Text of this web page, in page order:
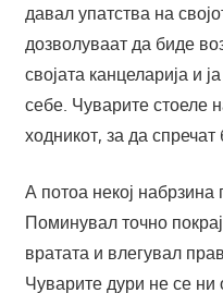
давал упатства на
дозволуваат да биде
својата канцеларија и
себе. Чуварите стоеле
ходникот, за да спречат
А потоа некој набрзина
Поминувал точно
вратата и влегувал
Чуварите дури не се ни